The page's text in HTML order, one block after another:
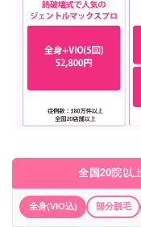
全国20院以
全身(VIO込) 部分脱毛